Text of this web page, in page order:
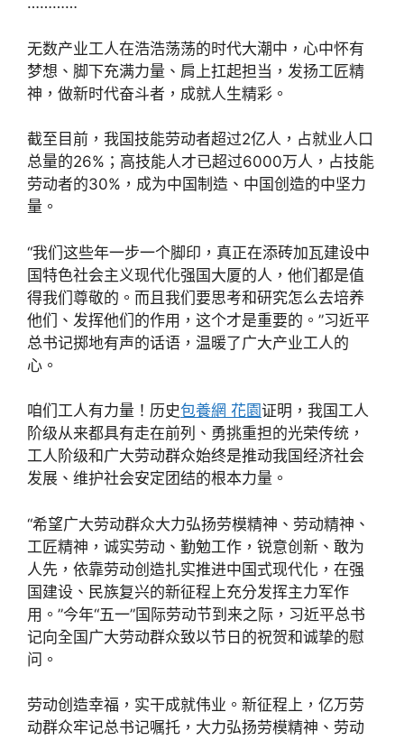
无数产业工人在浩浩荡荡的时代大潮中，心中怀有
梦想、脚下充满力量、肩上扛起担当，发扬工匠精
神，做新时代奋斗者，成就人生精彩。
截至目前，我国技能劳动者超过2亿人，占就业人口
总量的26%；高技能人才已超过6000万人，占技能
劳动者的30%，成为中国制造、中国创造的中坚力
量。
“我们这些年一步一个脚印，真正在添砖加瓦建设中
国特色社会主义现代化强国大厦的人，他们都是值
得我们尊敬的。而且我们要思考和研究怎么去培养
他们、发挥他们的作用，这个才是重要的。”习近平
总书记掷地有声的话语，温暖了广大产业工人的
心。
咱们工人有力量！历史包養網 花園证明，我国工人
阶级从来都具有走在前列、勇挑重担的光荣传统，
工人阶级和广大劳动群众始终是推动我国经济社会
发展、维护社会安定团结的根本力量。
“希望广大劳动群众大力弘扬劳模精神、劳动精神、
工匠精神，诚实劳动、勤勉工作，锐意创新、敢为
人先，依靠劳动创造扎实推进中国式现代化，在强
国建设、民族复兴的新征程上充分发挥主力军作
用。”今年“五一”国际劳动节到来之际，习近平总书
记向全国广大劳动群众致以节日的祝贺和诚挚的慰
问。
劳动创造幸福，实干成就伟业。新征程上，亿万劳
动群众牢记总书记嘱托，大力弘扬劳模精神、劳动